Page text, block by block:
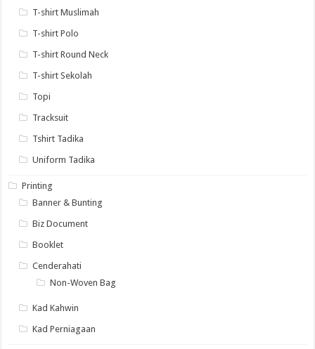
T-shirt Muslimah
T-shirt Polo
T-shirt Round Neck
T-shirt Sekolah
Topi
Tracksuit
Tshirt Tadika
Uniform Tadika
Printing
Banner & Bunting
Biz Document
Booklet
Cenderahati
Non-Woven Bag
Kad Kahwin
Kad Perniagaan